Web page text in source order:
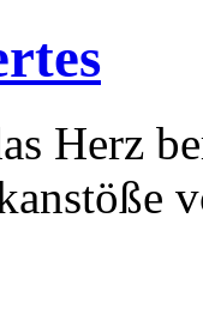
Herz